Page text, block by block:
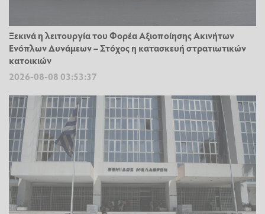
Ξεκινά η λειτουργία του Φορέα Αξιοποίησης Ακινήτων
Ενόπλων Δυνάμεων – Στόχος η κατασκευή στρατιωτικών
κατοικιών
2026-08-08 03:53:37